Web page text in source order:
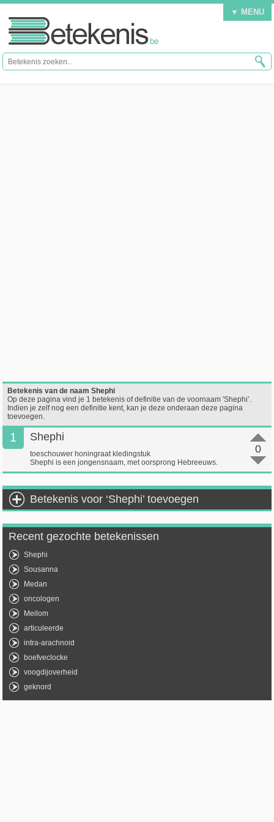
▼ MENU
Betekenis van de naam Shephi
Op deze pagina vind je 1 betekenis of definitie van de voornaam 'Shephi’.
Indien je zelf nog een definitie kent, kan je deze onderaan deze pagina
toevoegen.
1
0
Shephi
toeschouwer honingraat kledingstuk
Shephi is een jongensnaam, met oorsprong Hebreeuws.
Betekenis voor ‘Shephi’ toevoegen
Recent gezochte betekenissen
Shephi
Sousanna
Medan
oncologen
Meilom
articuleerde
intra-arachnoid
boefveclocke
voogdijoverheid
geknord